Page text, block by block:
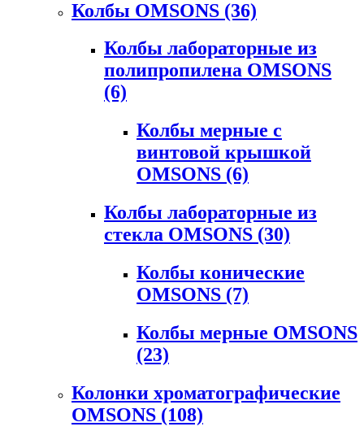
Колбы OMSONS (36)
Колбы лабораторные из
полипропилена OMSONS
(6)
Колбы мерные с
винтовой крышкой
OMSONS (6)
Колбы лабораторные из
стекла OMSONS (30)
Колбы конические
OMSONS (7)
Колбы мерные OMSONS
(23)
Колонки хроматографические
OMSONS (108)